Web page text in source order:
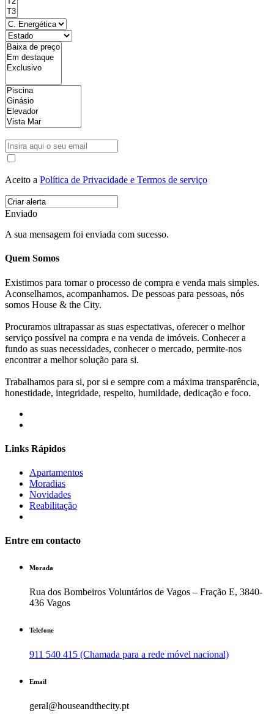
Aceito a Política de Privacidade e Termos de serviço
Enviado
A sua mensagem foi enviada com sucesso.
Quem Somos
Existimos para tornar o processo de compra e venda mais simples.
Aconselhamos, acompanhamos. De pessoas para pessoas, nós
somos House & the City.
Procuramos ultrapassar as suas espectativas, oferecer o melhor
serviço possível na compra e na venda de imóveis. Conhecer a
fundo as suas necessidades, conhecer o mercado, permite-nos
encontrar a melhor solução para si.
Trabalhamos para si, por si e sempre com a máxima transparência,
honestidade, integridade, respeito, humildade, dedicação e foco.
Links Rápidos
Apartamentos
Moradias
Novidades
Reabilitação
Entre em contacto
Morada
Rua dos Bombeiros Voluntários de Vagos – Fração E, 3840-
436 Vagos
Telefone
911 540 415 (Chamada para a rede móvel nacional)
Email
geral@houseandthecity.pt